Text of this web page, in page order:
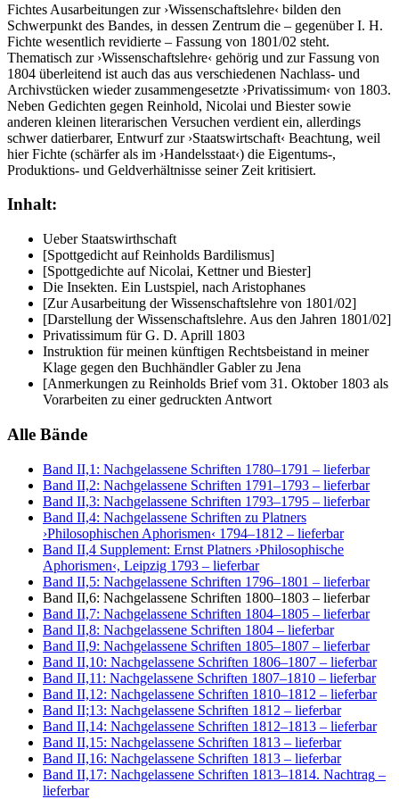
Fichtes Ausarbeitungen zur ›Wissenschaftslehre‹ bilden den
Schwerpunkt des Bandes, in dessen Zentrum die – gegenüber I. H.
Fichte wesentlich revidierte – Fassung von 1801/02 steht.
Thematisch zur ›Wissenschaftslehre‹ gehörig und zur Fassung von
1804 überleitend ist auch das aus verschiedenen Nachlass- und
Archivstücken wieder zusammengesetzte ›Privatissimum‹ von 1803.
Neben Gedichten gegen Reinhold, Nicolai und Biester sowie
anderen kleinen literarischen Versuchen verdient ein, allerdings
schwer datierbarer, Entwurf zur ›Staatswirtschaft‹ Beachtung, weil
hier Fichte (schärfer als im ›Handelsstaat‹) die Eigentums-,
Produktions- und Geldverhältnisse seiner Zeit kritisiert.
Inhalt:
Ueber Staatswirthschaft
[Spottgedicht auf Reinholds Bardilismus]
[Spottgedichte auf Nicolai, Kettner und Biester]
Die Insekten. Ein Lustspiel, nach Aristophanes
[Zur Ausarbeitung der Wissenschaftslehre von 1801/02]
[Darstellung der Wissenschaftslehre. Aus den Jahren 1801/02]
Privatissimum für G. D. Aprill 1803
Instruktion für meinen künftigen Rechtsbeistand in meiner
Klage gegen den Buchhändler Gabler zu Jena
[Anmerkungen zu Reinholds Brief vom 31. Oktober 1803 als
Vorarbeiten zu einer gedruckten Antwort
Alle Bände
Band II,1: Nachgelassene Schriften 1780–1791 – lieferbar
Band II,2: Nachgelassene Schriften 1791–1793 – lieferbar
Band II,3: Nachgelassene Schriften 1793–1795 – lieferbar
Band II,4: Nachgelassene Schriften zu Platners
›Philosophischen Aphorismen‹ 1794–1812 – lieferbar
Band II,4 Supplement: Ernst Platners ›Philosophische
Aphorismen‹, Leipzig 1793 – lieferbar
Band II,5: Nachgelassene Schriften 1796–1801 – lieferbar
Band II,6: Nachgelassene Schriften 1800–1803 – lieferbar
Band II,7: Nachgelassene Schriften 1804–1805 – lieferbar
Band II,8: Nachgelassene Schriften 1804 – lieferbar
Band II,9: Nachgelassene Schriften 1805–1807 – lieferbar
Band II,10: Nachgelassene Schriften 1806–1807 – lieferbar
Band II,11: Nachgelassene Schriften 1807–1810 – lieferbar
Band II,12: Nachgelassene Schriften 1810–1812 – lieferbar
Band II;13: Nachgelassene Schriften 1812 – lieferbar
Band II,14: Nachgelassene Schriften 1812–1813 – lieferbar
Band II,15: Nachgelassene Schriften 1813 – lieferbar
Band II,16: Nachgelassene Schriften 1813 – lieferbar
Band II,17: Nachgelassene Schriften 1813–1814. Nachtrag –
lieferbar